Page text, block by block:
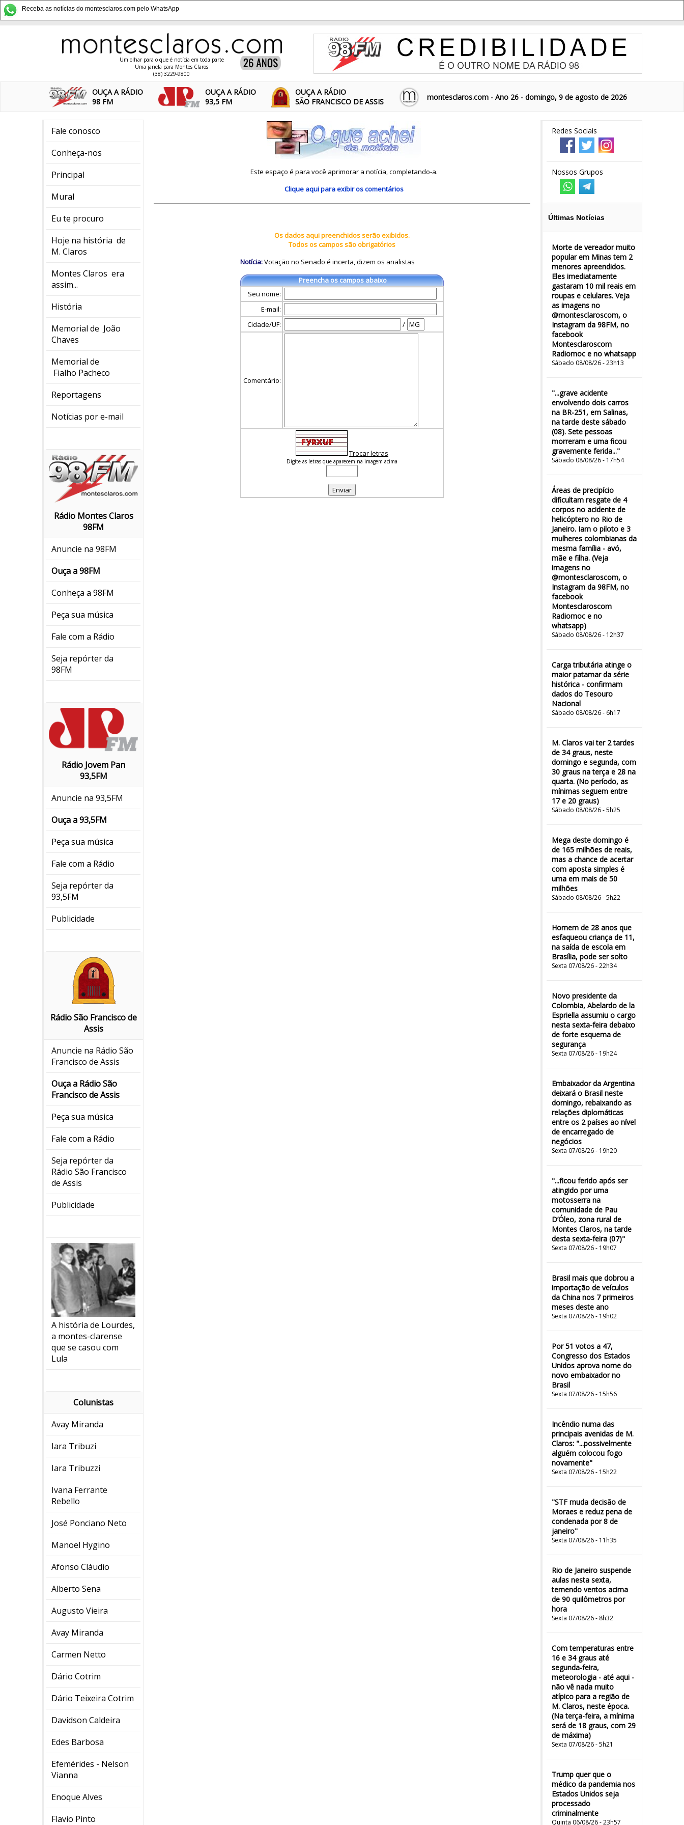
Receba as notícias do montesclaros.com pelo WhatsApp
Um olhar para o que é notícia em toda parte
Uma janela para Montes Claros
(38) 3229-9800
OUÇA A RÁDIO
98 FM
OUÇA A RÁDIO
93,5 FM
OUÇA A RÁDIO
SÃO FRANCISCO DE ASSIS
montesclaros.com - Ano 26 - domingo, 9 de agosto de 2026
Fale conosco
Conheça-nos
Principal
Mural
Eu te procuro
Hoje na história de
M. Claros
Montes Claros era
assim...
História
Memorial de João
Chaves
Memorial de
Fialho Pacheco
Reportagens
Notícias por e-mail
Rádio Montes Claros
98FM
Anuncie na 98FM
Ouça a 98FM
Conheça a 98FM
Peça sua música
Fale com a Rádio
Seja repórter da
98FM
Rádio Jovem Pan
93,5FM
Anuncie na 93,5FM
Ouça a 93,5FM
Peça sua música
Fale com a Rádio
Seja repórter da
93,5FM
Publicidade
Rádio São Francisco de
Assis
Anuncie na Rádio São
Francisco de Assis
Ouça a Rádio São
Francisco de Assis
Peça sua música
Fale com a Rádio
Seja repórter da
Rádio São Francisco
de Assis
Publicidade
A história de Lourdes,
a montes-clarense
que se casou com
Lula
Colunistas
Avay Miranda
Iara Tribuzi
Iara Tribuzzi
Ivana Ferrante
Rebello
José Ponciano Neto
Manoel Hygino
Afonso Cláudio
Alberto Sena
Augusto Vieira
Avay Miranda
Carmen Netto
Dário Cotrim
Dário Teixeira Cotrim
Davidson Caldeira
Edes Barbosa
Efemérides - Nelson
Vianna
Enoque Alves
Flavio Pinto
Redes Sociais
Nossos Grupos
Últimas Notícias
Morte de vereador muito
popular em Minas tem 2
menores apreendidos.
Eles imediatamente
gastaram 10 mil reais em
roupas e celulares. Veja
as imagens no
@montesclaroscom, o
Instagram da 98FM, no
facebook
Montesclaroscom
Radiomoc e no whatsapp
Sábado 08/08/26 - 23h13
"...grave acidente
envolvendo dois carros
na BR-251, em Salinas,
na tarde deste sábado
(08). Sete pessoas
morreram e uma ficou
gravemente ferida..."
Sábado 08/08/26 - 17h54
Áreas de precipício
dificultam resgate de 4
corpos no acidente de
helicóptero no Rio de
Janeiro. Iam o piloto e 3
mulheres colombianas da
mesma família - avó,
mãe e filha. (Veja
imagens no
@montesclaroscom, o
Instagram da 98FM, no
facebook
Montesclaroscom
Radiomoc e no
whatsapp)
Sábado 08/08/26 - 12h37
Carga tributária atinge o
maior patamar da série
histórica - confirmam
dados do Tesouro
Nacional
Sábado 08/08/26 - 6h17
M. Claros vai ter 2 tardes
de 34 graus, neste
domingo e segunda, com
30 graus na terça e 28 na
quarta. (No período, as
mínimas seguem entre
17 e 20 graus)
Sábado 08/08/26 - 5h25
Mega deste domingo é
de 165 milhões de reais,
mas a chance de acertar
com aposta simples é
uma em mais de 50
milhões
Sábado 08/08/26 - 5h22
Homem de 28 anos que
esfaqueou criança de 11,
na saída de escola em
Brasília, pode ser solto
Sexta 07/08/26 - 22h34
Novo presidente da
Colombia, Abelardo de la
Espriella assumiu o cargo
nesta sexta-feira debaixo
de forte esquema de
segurança
Sexta 07/08/26 - 19h24
Embaixador da Argentina
deixará o Brasil neste
domingo, rebaixando as
relações diplomáticas
entre os 2 países ao nível
de encarregado de
negócios
Sexta 07/08/26 - 19h20
"...ficou ferido após ser
atingido por uma
motosserra na
comunidade de Pau
D’Óleo, zona rural de
Montes Claros, na tarde
desta sexta-feira (07)"
Sexta 07/08/26 - 19h07
Brasil mais que dobrou a
importação de veículos
da China nos 7 primeiros
meses deste ano
Sexta 07/08/26 - 19h02
Por 51 votos a 47,
Congresso dos Estados
Unidos aprova nome do
novo embaixador no
Brasil
Sexta 07/08/26 - 15h56
Incêndio numa das
principais avenidas de M.
Claros: "...possivelmente
alguém colocou fogo
novamente"
Sexta 07/08/26 - 15h22
"STF muda decisão de
Moraes e reduz pena de
condenada por 8 de
janeiro"
Sexta 07/08/26 - 11h35
Rio de Janeiro suspende
aulas nesta sexta,
temendo ventos acima
de 90 quilômetros por
hora
Sexta 07/08/26 - 8h32
Com temperaturas entre
16 e 34 graus até
segunda-feira,
meteorologia - até aqui -
não vê nada muito
atípico para a região de
M. Claros, neste época.
(Na terça-feira, a mínima
será de 18 graus, com 29
de máxima)
Sexta 07/08/26 - 5h21
Trump quer que o
médico da pandemia nos
Estados Unidos seja
processado
criminalmente
Quinta 06/08/26 - 23h57
Este espaço é para você aprimorar a notícia, completando-a.
Clique aquipara exibir os comentários
Os dados aqui preenchidos serão exibidos.
Todos os campos são obrigatórios
Notícia:Votação no Senado é incerta, dizem os analistas
Preencha os campos abaixo
Seu nome:
E-mail:
Cidade/UF:
/
Comentário:
Trocar letras
Digite as letras que aparecem na imagem acima